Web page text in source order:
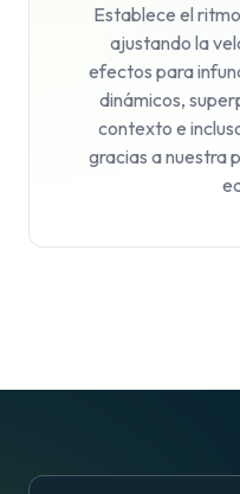
Establece el
ajustando la
efectos para
dinámicos,
contexto e
gracias a nuestra